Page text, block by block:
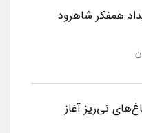
همفکر شاهرود
نی‌ریز آغاز